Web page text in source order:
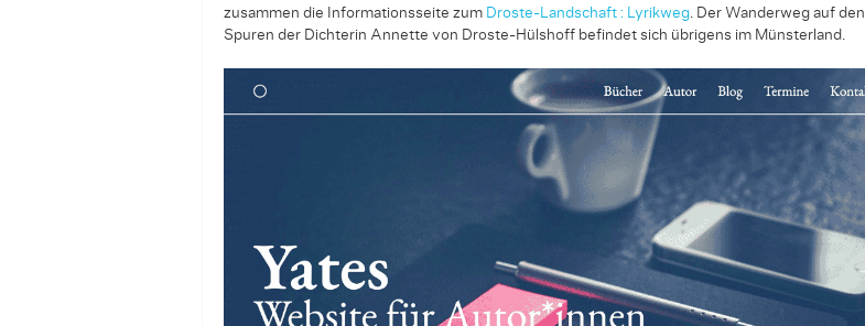
zusammen die Informationsseite zum Droste-Landschaft : Lyrikweg. Der Wanderweg auf den
Spuren der Dichterin Annette von Droste-Hülshoff befindet sich übrigens im Münsterland.